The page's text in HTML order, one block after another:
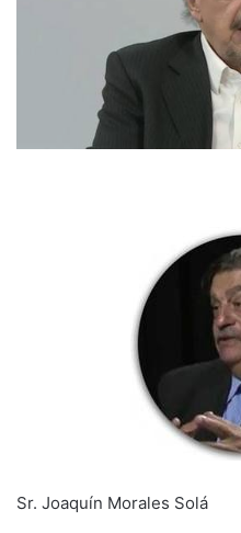
Sr. Joaquín Morales Solá